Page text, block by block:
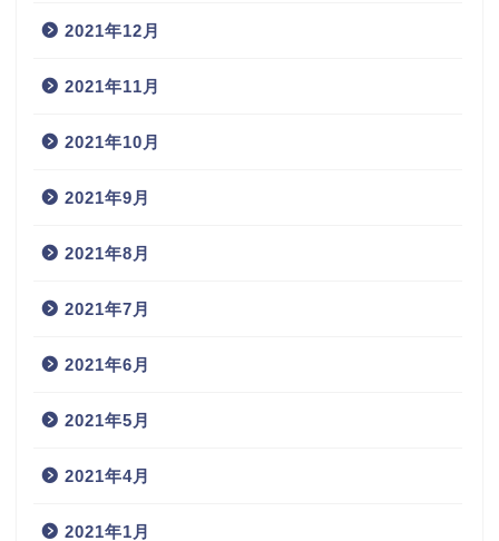
2021年12月
2021年11月
2021年10月
2021年9月
2021年8月
2021年7月
2021年6月
2021年5月
2021年4月
2021年1月